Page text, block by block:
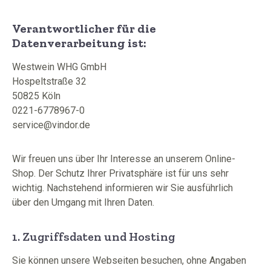
Verantwortlicher für die
Datenverarbeitung ist:
Westwein WHG GmbH
Hospeltstraße 32
50825 Köln
0221-6778967-0
service@vindor.de
Wir freuen uns über Ihr Interesse an unserem Online-
Shop. Der Schutz Ihrer Privatsphäre ist für uns sehr
wichtig. Nachstehend informieren wir Sie ausführlich
über den Umgang mit Ihren Daten.
1. Zugriffsdaten und Hosting
Sie können unsere Webseiten besuchen, ohne Angaben